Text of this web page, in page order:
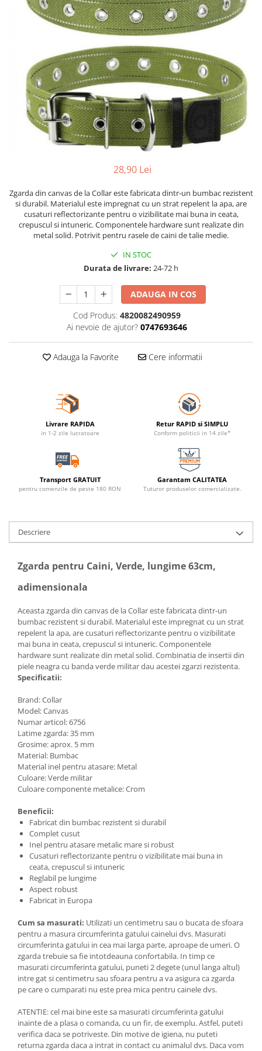
28,90 Lei
Zgarda din canvas de la Collar este fabricata dintr-un bumbac rezistent
si durabil. Materialul este impregnat cu un strat repelent la apa, are
cusaturi reflectorizante pentru o vizibilitate mai buna in ceata,
crepuscul si intuneric. Componentele hardware sunt realizate din
metal solid. Potrivit pentru rasele de caini de talie medie.
IN STOC
Durata de livrare: 24-72 h
ADAUGA IN COS
Cod Produs: 4820082490959
Ai nevoie de ajutor? 0747693646
Adauga la Favorite Cere informatii
Livrare RAPIDA
in 1-2 zile lucratoare
Retur RAPID si SIMPLU
Conform politicii in 14 zile*
Transport GRATUIT
pentru comenzile de peste 180 RON
Garantam CALITATEA
Tuturor produselor comercializate.
Descriere
Zgarda pentru Caini, Verde, lungime 63cm,
adimensionala
Aceasta zgarda din canvas de la Collar este fabricata dintr-un
bumbac rezistent si durabil. Materialul este impregnat cu un strat
repelent la apa, are cusaturi reflectorizante pentru o vizibilitate
mai buna in ceata, crepuscul si intuneric. Componentele
hardware sunt realizate din metal solid. Combinatia de insertii din
piele neagra cu banda verde militar dau acestei zgarzi rezistenta.
Specificatii:
Brand: Collar
Model: Canvas
Numar articol: 6756
Latime zgarda: 35 mm
Grosime: aprox. 5 mm
Material: Bumbac
Material inel pentru atasare: Metal
Culoare: Verde militar
Culoare componente metalice: Crom
Beneficii:
Fabricat din bumbac rezistent si durabil
Complet cusut
Inel pentru atasare metalic mare si robust
Cusaturi reflectorizante pentru o vizibilitate mai buna in
ceata, crepuscul si intuneric
Reglabil pe lungime
Aspect robust
Fabricat in Europa
Cum sa masurati: Utilizati un centimetru sau o bucata de sfoara
pentru a masura circumferinta gatului cainelui dvs. Masurati
circumferinta gatului in cea mai larga parte, aproape de umeri. O
zgarda trebuie sa fie intotdeauna confortabila. In timp ce
masurati circumferinta gatului, puneti 2 degete (unul langa altul)
intre gat si centimetru sau sfoara pentru a va asigura ca zgarda
pe care o cumparati nu este prea mica pentru cainele dvs.
ATENTIE: cel mai bine este sa masurati circumferinta gatului
inainte de a plasa o comanda, cu un fir, de exemplu. Astfel, puteti
verifica daca se potriveste. Din motive de igiena, nu puteti
returna zgarda daca a intrat in contact cu animalul dvs. Daca vom